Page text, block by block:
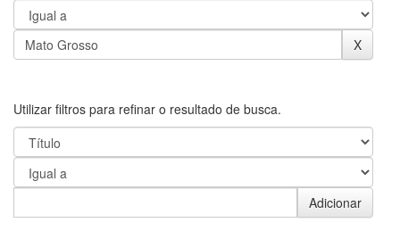
Utilizar filtros para refinar o resultado de busca.